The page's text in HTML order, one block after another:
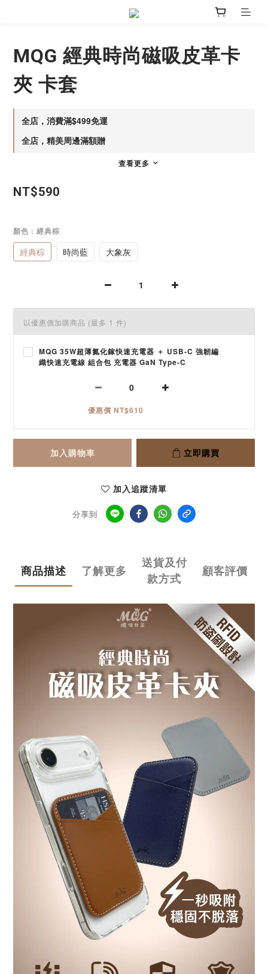
MQG 經典時尚磁吸皮革卡
夾 卡套
全店，消費滿$499免運
全店，精美周邊滿額贈
查看更多
NT$590
顏色 : 經典棕
經典棕 時尚藍 大象灰
以優惠價加購商品 (最多 1 件)
MQG 35W超薄氮化鎵快速充電器 ＋ USB-C 強韌編
織快速充電線 組合包 充電器 GaN Type-C
優惠價 NT$610
加入購物車 立即購買
加入追蹤清單
分享到
商品描述 了解更多
送貨及付
款方式
顧客評價